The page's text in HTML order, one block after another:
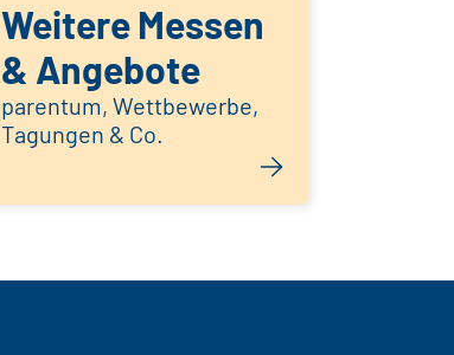
Weitere Messen
& Angebote
parentum, Wettbewerbe,
Tagungen & Co.